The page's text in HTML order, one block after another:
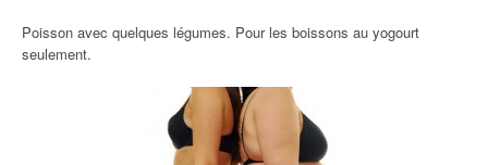
Poisson avec quelques légumes. Pour les boissons au yogourt
seulement.